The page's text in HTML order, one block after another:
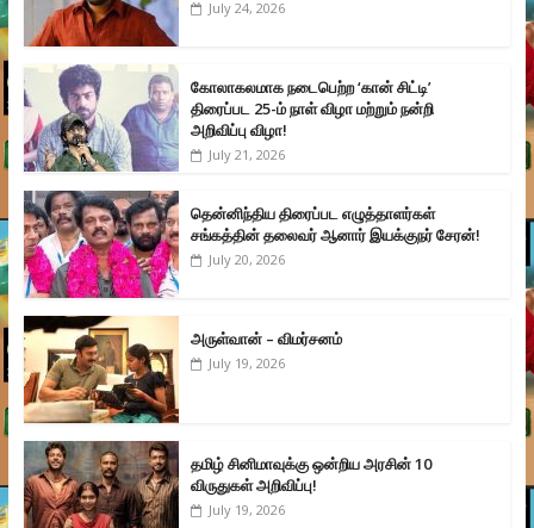
July 24, 2026
கோலாகலமாக நடைபெற்ற ‘கான் சிட்டி’
திரைப்பட 25-ம் நாள் விழா மற்றும் நன்றி
அறிவிப்பு விழா!
July 21, 2026
தென்னிந்திய திரைப்பட எழுத்தாளர்கள்
சங்கத்தின் தலைவர் ஆனார் இயக்குநர் சேரன்!
July 20, 2026
அருள்வான் – விமர்சனம்
July 19, 2026
தமிழ் சினிமாவுக்கு ஒன்றிய அரசின் 10
விருதுகள் அறிவிப்பு!
July 19, 2026